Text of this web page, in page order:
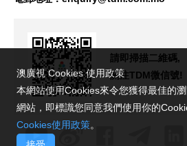
請即掃描二維碼,
關注TDM微信號!
澳廣視 Cookies 使用政策
本網站使用Cookies來令您獲得最佳的
網站，即標識您同意我們使用你的
Cookies使用政策。